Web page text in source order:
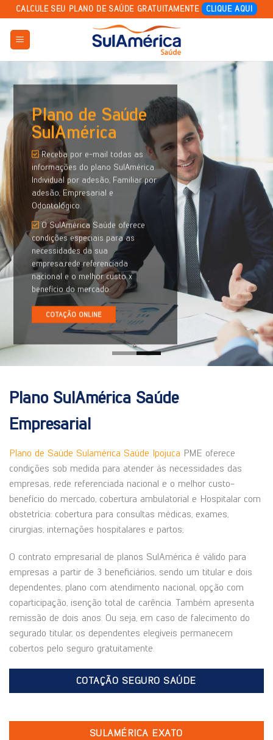
Skip
to
content
CALCULE SEU PLANO DE SAÚDE GRATUITAMENTE CLIQUE AQUI
Plano de Saúde
SulAmérica
Receba por e-mail todas as
informações do plano SulAmérica
Individual por adesão, Familiar por
adesão, Empresarial e
Odontológico.
O SulAmérica Saúde oferece
condições especiais para as
necessidades da sua
empresa,rede referenciada
nacional e o melhor custo x
benefício do mercado.
COTAÇÃO ONLINE
Plano SulAmérica Saúde
Empresarial
Plano de Saúde Sulamérica Saúde Ipojuca PME oferece
condições sob medida para atender às necessidades das
empresas, rede referenciada nacional e o melhor custo-
benefício do mercado, cobertura ambulatorial e Hospitalar com
obstetrícia: cobertura para consultas médicas, exames,
cirurgias, internações hospitalares e partos;
O contrato empresarial de planos SulAmérica é válido para
empresas a partir de 3 beneficiários, sendo um titular e dois
dependentes, plano com atendimento nacional, opção com
coparticipação, isenção total de carência. Também apresenta
remissão de dois anos. Ou seja, em caso de falecimento do
segurado titular, os dependentes elegíveis permanecem
cobertos pelo seguro gratuitamente.
COTAÇÃO SEGURO SAÚDE
SULAMÉRICA EXATO